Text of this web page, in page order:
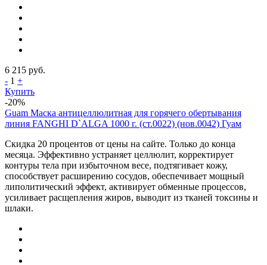
6 215 руб.
- 1 +
Купить
-20%
Guam Маска антицеллюлитная для горячего обертывания
линия FANGHI D`ALGA 1000 г. (ст.0022) (нов.0042) Гуам
Скидка 20 процентов от цены на сайте. Только до конца
месяца. Эффективно устраняет целлюлит, корректирует
контуры тела при избыточном весе, подтягивает кожу,
способствует расширению сосудов, обеспечивает мощный
липолитический эффект, активирует обменные процессов,
усиливает расщепления жиров, выводит из тканей токсины и
шлаки.